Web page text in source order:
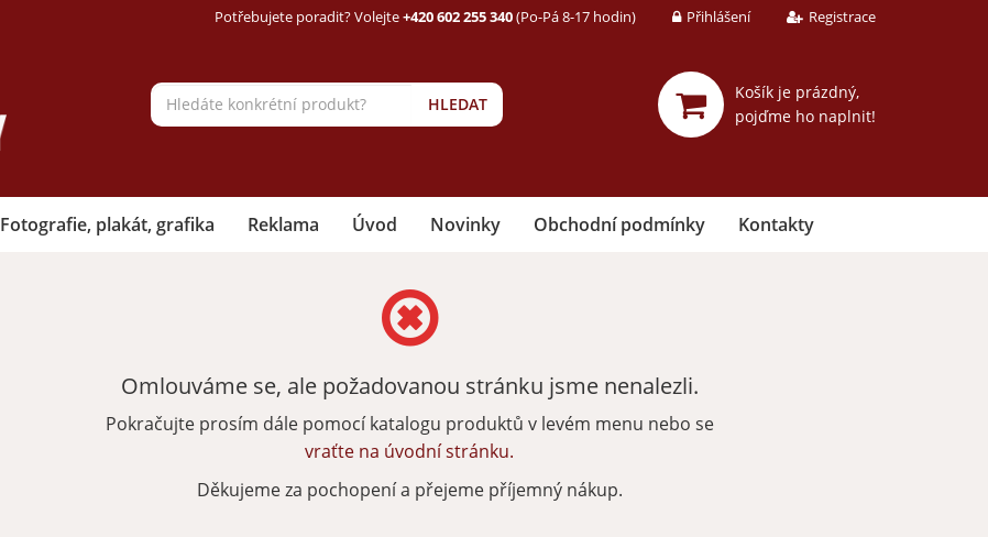
Potřebujete poradit? Volejte+420 602 255 340(Po-Pá 8-17 hodin) Přihlášení Registrace
HLEDAT
Košík je prázdný,
pojďme ho naplnit!
Fotografie, plakát, grafika Reklama Úvod Novinky Obchodní podmínky Kontakty
Omlouváme se, ale požadovanou stránku jsme nenalezli.
Pokračujte prosím dále pomocí katalogu produktů v levém menu nebo se
vraťte na úvodní stránku.
Děkujeme za pochopení a přejeme příjemný nákup.